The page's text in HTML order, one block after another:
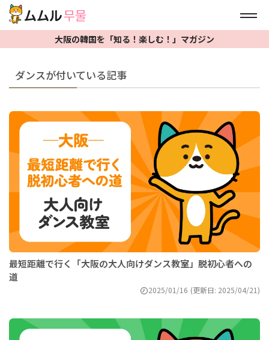
大阪の韓国を「知る！楽しむ！」マガジン
ダンスが付いている記事
最短距離で行く「大阪の大人向けダンス教室」脱初心者への
道
2025/01/16 (更新日: 2025/04/21)